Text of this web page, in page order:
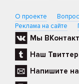
О проекте
Реклама на сайте
Мы
Наш Твиттер
Напишите